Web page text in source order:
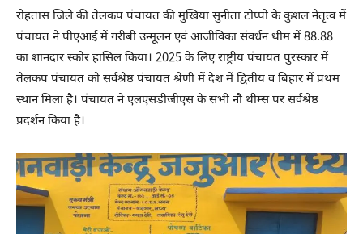
रोहतास जिले की तेलकप पंचायत की मुखिया सुनीता टोप्पो के कुशल नेतृत्व में
पंचायत ने पीएआई में गरीबी उन्मूलन एवं आजीविका संवर्धन थीम में 88.88
का शानदार स्कोर हासिल किया। 2025 के लिए राष्ट्रीय पंचायत पुरस्कार में
तेलकप पंचायत को सर्वश्रेष्ठ पंचायत श्रेणी में देश में द्वितीय व बिहार में प्रथम
स्थान मिला है। पंचायत ने एलएसडीजीएस के सभी नौ थीम्स पर सर्वश्रेष्ठ
प्रदर्शन किया है।